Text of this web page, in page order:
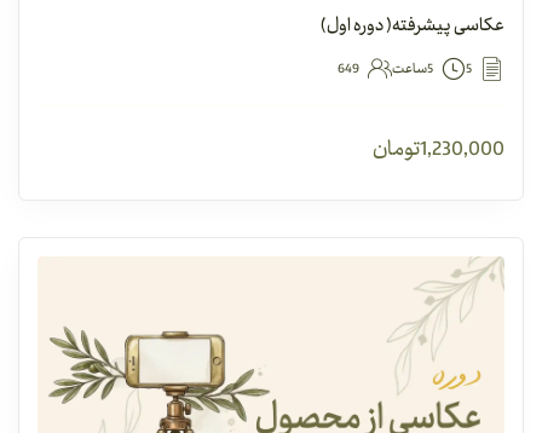
عکاسی پیشرفته‌( دوره اول)
5 5ساعت 649
1,230,000تومان